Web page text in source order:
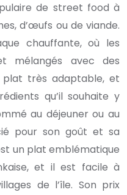
de street food à
d’œufs ou de viande.
chauffante, où les
mélangés avec des
très adaptable, et
qu’il souhaite y
au déjeuner ou au
pour son goût et sa
un plat emblématique
et il est facile à
de l’île. Son prix